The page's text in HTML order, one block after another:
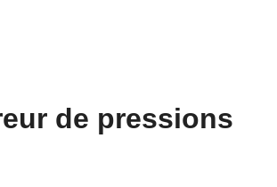
de pressions